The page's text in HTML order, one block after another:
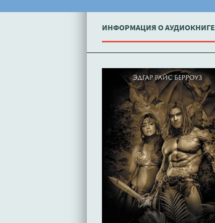
ИНФОРМАЦИЯ О АУДИОКНИГЕ